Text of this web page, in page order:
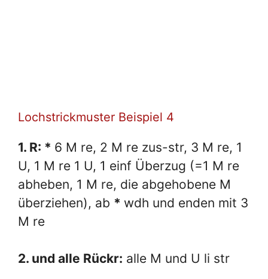
Lochstrickmuster Beispiel 4
1. R: * 6 M re, 2 M re zus-str, 3 M re, 1
U, 1 M re 1 U, 1 einf Überzug (=1 M re
abheben, 1 M re, die abgehobene M
überziehen), ab * wdh und enden mit 3
M re
2. und alle Rückr: alle M und U li str